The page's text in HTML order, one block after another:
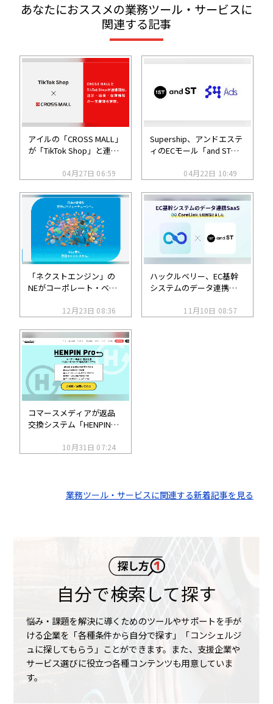
あなたにおススメの業務ツール・サービスに
関連する記事
アイルの「CROSS MALL」
が「TikTok Shop」と連
自動一元管理を実現
04月27日 06:59
Supership、アンドエステ
ィのECモール「and ST」
「S4Ads」導入。ECの広
04月22日 10:49
「ネクストエンジン」の
NEがコーポレート・ベン
事業。「ネクストエンジ
企業の成長支援を重視
12月23日 08:36
ハックルベリー、EC基幹
システムのデータ連携
ドエスティのアパレルEC
11月10日 08:57
コマースメディアが返品
交換システム「HENPIN
モールからの注文も返品
10月31日 07:24
業務ツール・サービスに関連する新着記事を見る
自分で検索して探す
悩み・課題を解決に導くためのツールやサポートを手が
ける企業を「各種条件から自分で探す」「コンシェルジ
ュに探してもらう」ことができます。また、支援企業や
サービス選びに役立つ各種コンテンツも用意していま
す。